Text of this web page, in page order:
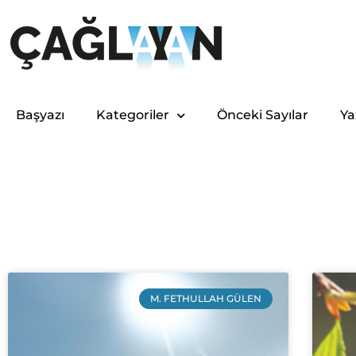
Başyazı Kategoriler Önceki Sayılar
M. FETHULLAH GÜLEN